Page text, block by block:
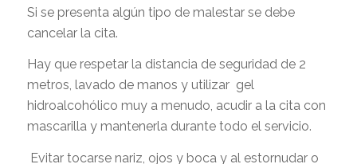
Si se presenta algún tipo de malestar se debe
cancelar la cita.
Hay que respetar la distancia de seguridad de 2
metros, lavado de manos y utilizar gel
hidroalcohólico muy a menudo, acudir a la cita con
mascarilla y mantenerla durante todo el servicio.
Evitar tocarse nariz, ojos y boca y al estornudar o